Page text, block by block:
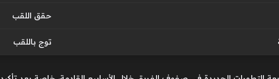
حقق اللقب
توج باللقب